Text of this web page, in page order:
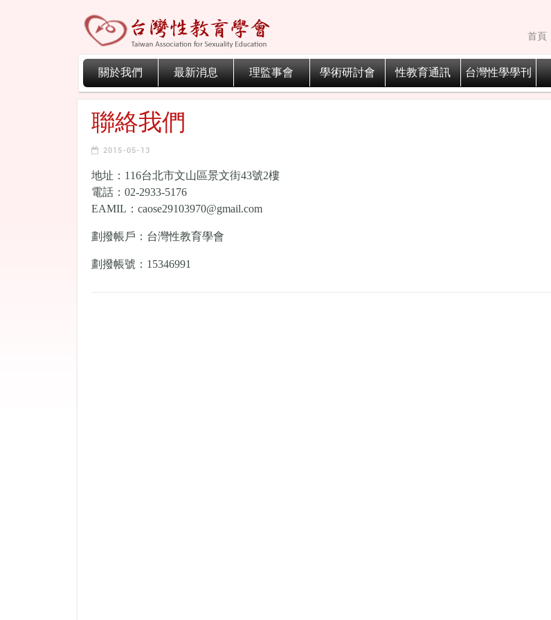
首頁
關於我們 最新消息 理監事會 學術研討會 性教育通訊 台灣性學學刊
聯絡我們
2015-05-13
地址：116台北市文山區景文街43號2樓
電話：02-2933-5176
EAMIL：caose29103970@gmail.com
劃撥帳戶：台灣性教育學會
劃撥帳號：15346991